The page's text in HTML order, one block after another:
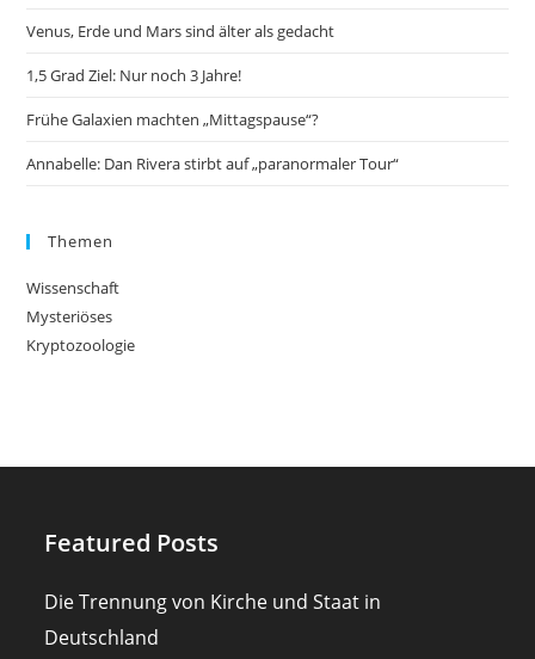
Venus, Erde und Mars sind älter als gedacht
1,5 Grad Ziel: Nur noch 3 Jahre!
Frühe Galaxien machten „Mittagspause“?
Annabelle: Dan Rivera stirbt auf „paranormaler Tour“
Themen
Wissenschaft
Mysteriöses
Kryptozoologie
Featured Posts
Die Trennung von Kirche und Staat in
Deutschland